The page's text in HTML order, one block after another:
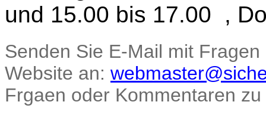
und 15.00 bis 17.00 ,
Senden Sie E-Mail mit
Website an:
Frgaen oder Kommentaren